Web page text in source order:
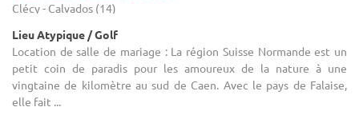
Clécy - Calvados (14)
Lieu Atypique / Golf
Location de salle de mariage : La région Suisse Normande est un
petit coin de paradis pour les amoureux de la nature à une
vingtaine de kilomètre au sud de Caen. Avec le pays de Falaise,
elle fait ...